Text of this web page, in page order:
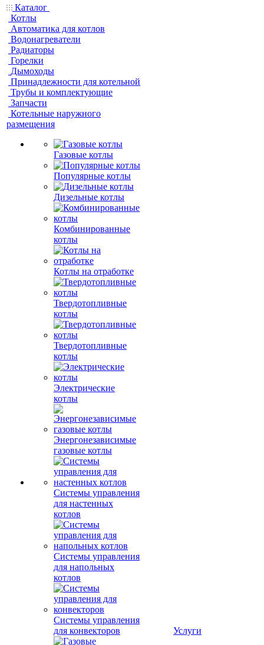
Каталог
Котлы
Автоматика для котлов
Водонагреватели
Радиаторы
Горелки
Дымоходы
Принадлежности для котельной
Трубы и комплектующие
Запчасти
Котельные наружного
размещения
Газовые котлы
Популярные котлы
Дизельные котлы
Комбинированные
котлы
Котлы на отработке
Твердотопливные
котлы
Твердотопливные
котлы
Электрические
котлы
Энергонезависимые
газовые котлы
Системы управления
для настенных
котлов
Системы управления
для напольных
котлов
Системы управления
для конвекторов
Услуги